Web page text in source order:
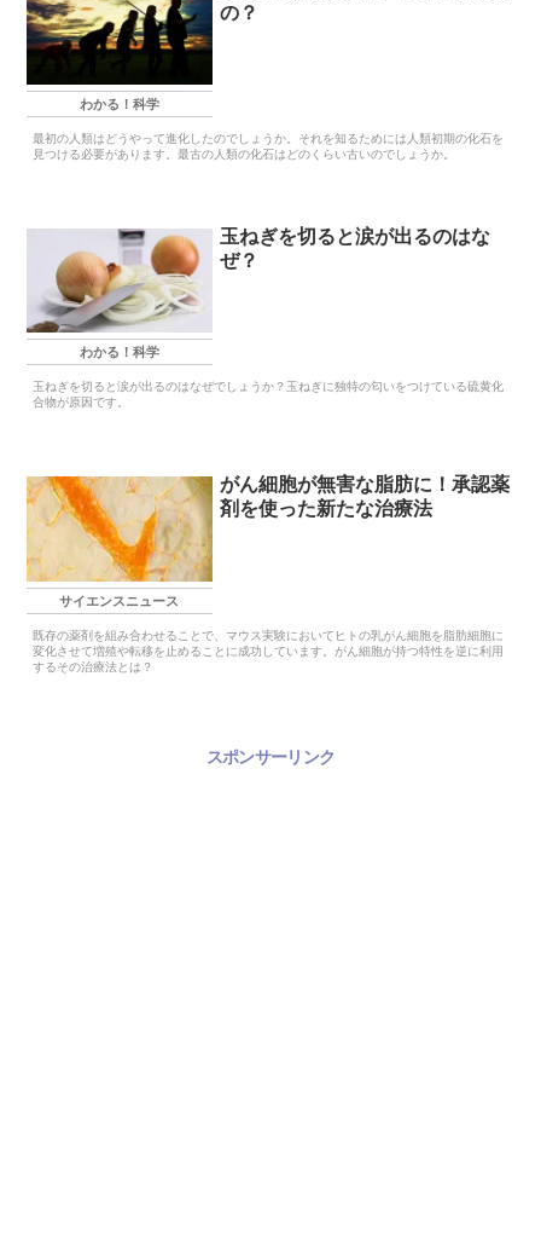
わかる！科学
の？
最初の人類はどうやって進化したのでしょうか。それを知るためには人類初期の化石を
見つける必要があります。最古の人類の化石はどのくらい古いのでしょうか。
わかる！科学
玉ねぎを切ると涙が出るのはな
ぜ？
玉ねぎを切ると涙が出るのはなぜでしょうか？玉ねぎに独特の匂いをつけている硫黄化
合物が原因です。
サイエンスニュース
がん細胞が無害な脂肪に！承認薬
剤を使った新たな治療法
既存の薬剤を組み合わせることで、マウス実験においてヒトの乳がん細胞を脂肪細胞に
変化させて増殖や転移を止めることに成功しています。がん細胞が持つ特性を逆に利用
するその治療法とは？
スポンサーリンク